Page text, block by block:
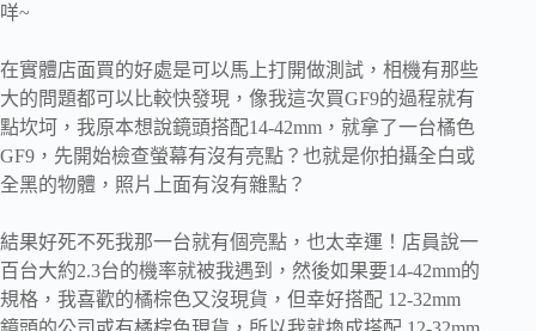
咩~
在實體店面買的好處是可以馬上打開做測試，相機有那些
大的問題都可以比較快發現，像我這次買GF9的過程就有
點坎坷，我原本想說鏡頭搭配14-42mm，就拿了一台橘色
GF9，先開始檢查螢幕有沒有亮點？也就是你拍攝全白或
全黑的物體，照片上面有沒有雜點？
結果好死不死我那一台就有個亮點，也太幸運！店員說一
百台大約2.3台的機率就被我遇到，然後如果要14-42mm的
規格，我喜歡的橘棕色又沒現貨，但幸好搭配 12-32mm